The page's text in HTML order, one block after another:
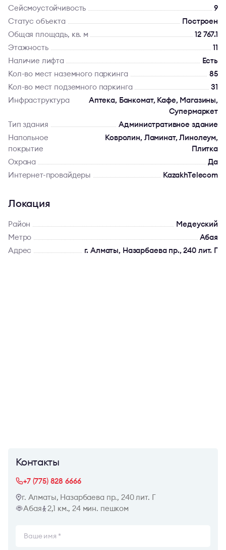
Сейсмоустойчивость
9
Статус объекта
Построен
Общая площадь, кв. м
12 767.1
Этажность
11
Наличие лифта
Есть
Кол-во мест наземного паркинга
85
Кол-во мест подземного паркинга
31
Инфраструктура
Аптека, Банкомат, Кафе, Магазины,
Супермаркет
Тип здания
Административное здание
Напольное
покрытие
Ковролин, Ламинат, Линолеум,
Плитка
Охрана
Да
Интернет-провайдеры
KazakhTelecom
Локация
Район
Медеуский
Метро
Абая
Адрес
г. Алматы, Назарбаева пр., 240 лит. Г
Контакты
+7 (775) 828 6666
г. Алматы, Назарбаева пр., 240 лит. Г
Абая
2,1 км., 24 мин. пешком